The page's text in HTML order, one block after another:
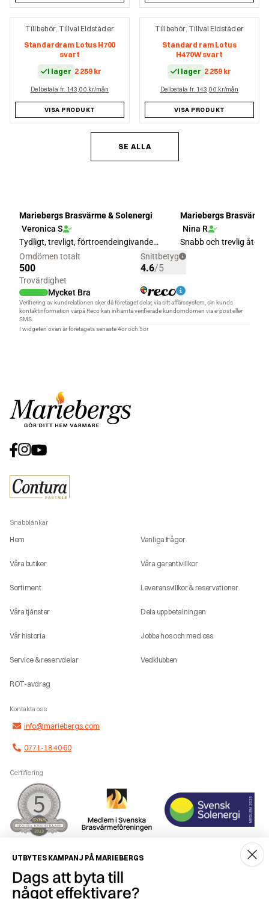
Tillbehör, Tillval Eldstäder
Standardram Lotus H700
svart
I lager 2 259 kr
Delbetala fr. 143,00 kr/mån
VISA PRODUKT
Tillbehör, Tillval Eldstäder
Standard ram Lotus
H470W svart
I lager 2 259 kr
Delbetala fr. 143,00 kr/mån
VISA PRODUKT
SE ALLA
Snabblänkar
Hem
Våra butiker
Sortiment
Våra tjänster
Vår historia
Service & reservdelar
ROT-avdrag
Vanliga frågor
Våra garantivillkor
Leveransvillkor & reservationer
Dela upp betalningen
Jobba hos och med oss
Vedklubben
Kontakta oss
info@mariebergs.com
0771-18 40 60
Certifiering
Smidig betalning
UTBYTES KAMPANJ PÅ MARIEBERGS
Dags att byta till
något effektivare?